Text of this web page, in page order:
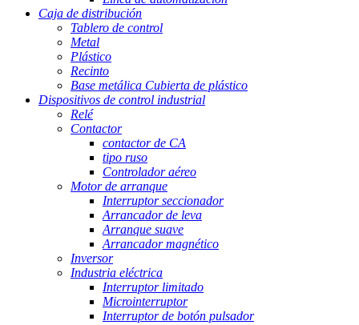
Caja de distribución
Tablero de control
Metal
Plástico
Recinto
Base metálica Cubierta de plástico
Dispositivos de control industrial
Relé
Contactor
contactor de CA
tipo ruso
Controlador aéreo
Motor de arranque
Interruptor seccionador
Arrancador de leva
Arranque suave
Arrancador magnético
Inversor
Industria eléctrica
Interruptor limitado
Microinterruptor
Interruptor de botón pulsador